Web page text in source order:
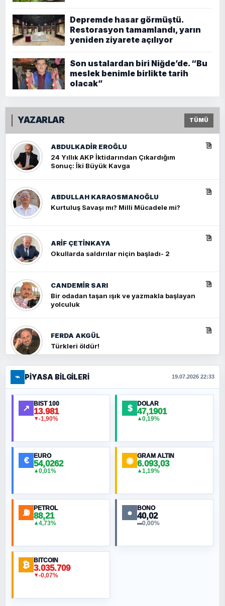
Depremde hasar görmüştü.
Restorasyon tamamlandı, yarın
yeniden ziyarete açılıyor
Son ustalardan biri Niğde’de. “Bu
meslek benimle birlikte tarih
olacak”
YAZARLAR TÜMÜ
ABDULKADIR EROĞLU
24 Yıllık AKP İktidarından Çıkardığım
Sonuç: İki Büyük Kavga
ABDULLAH KARAOSMANOĞLU
Kurtuluş Savaşı mı? Milli Mücadele mi?
ARIF ÇETİNKAYA
Okullarda saldırılar niçin başladı- 2
CANDEMIR SARI
Bir odadan taşan ışık ve yazmakla başlayan
yolculuk
FERDA AKGÜL
Türkleri öldür!
FERHAT BÜYÜKKALKAN
Ankara Zirvesi: NATO Toplantısı mı, Yeni
Ortadoğu Haritasının Provası mı?
MURAT ÖZKAN
NURETTIN BÖLÜK
ORHAN KILIÇOĞLU
Fahişeye beyinli bir müstevli alçağına
⌁ PIYASA BILGILERI 19.07.2026 22:33
↗ BIST 100
13.981
▼-1,90%
$ DOLAR
47,1901
▲0,19%
€ EURO
54,0262
▲0,01%
◉ GRAM ALTIN
6.093,03
▲1,19%
⛽ PETROL
88,21
▲4,73%
● BONO
40,02
▬0,00%
₿ BITCOIN
3.035.709
▼-0,07%